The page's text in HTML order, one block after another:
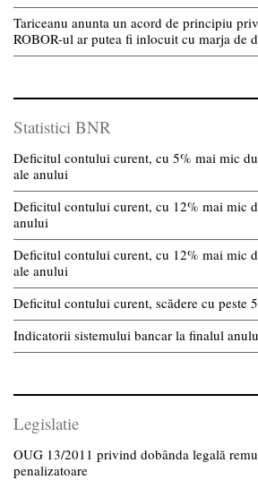
Tariceanu anunta un acord de principiu
ROBOR-ul ar putea fi inlocuit cu marja de
Statistici BNR
Deficitul contului curent, cu 5% mai mic
ale anului
Deficitul contului curent, cu 12% mai mic
anului
Deficitul contului curent, cu 12% mai mic
ale anului
Deficitul contului curent, scădere cu peste
Indicatorii sistemului bancar la finalul
Legislatie
OUG 13/2011 privind dobânda legală
penalizatoare